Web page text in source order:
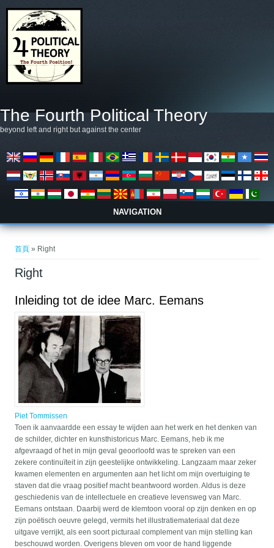
The Fourth Political Theory
beyond left and right but against the center
NAVIGATION
首頁 » Right
Right
Inleiding tot de idee Marc. Eemans
Piet Tommissen
Toen ik aanvaardde een essay te wijden aan het werk en het denken van
de schilder, dichter en kunsthistoricus Marc. Eemans, heb ik me
afgevraagd of het in mijn geval geoorloofd was te spreken van een
zekere continuïteit in zijn geestelijke ontwikkeling. Langzaam maar zeker
kwamen elementen en argumenten aan het licht om mijn overtuiging te
staven dat die vraag positief macht beantwoord worden. Aldus is deze
geschiedenis van de intellectuele en creatieve levensweg van Marc.
Eemans ontstaan. Daarbij werd de klemtoon vooral op zijn denken en op
zijn poëtisch oeuvre gelegd, vermits het illustratiemateriaal dat deze
uitgave verrijkt, als een soort picturaal complement van mijn stelling kan
beschouwd worden. Overigens bleven om voor de hand liggende